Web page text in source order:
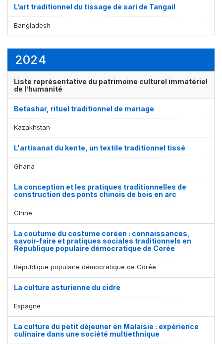
L’art traditionnel du tissage de sari de Tangail
Bangladesh
2024
Liste représentative du patrimoine culturel immatériel
de l’humanité
Betashar, rituel traditionnel de mariage
Kazakhstan
L'artisanat du kente, un textile traditionnel tissé
Ghana
La conception et les pratiques traditionnelles de
construction des ponts chinois de bois en arc
Chine
La coutume du costume coréen : connaissances,
savoir-faire et pratiques sociales traditionnels en
République populaire démocratique de Corée
République populaire démocratique de Corée
La culture asturienne du cidre
Espagne
La culture du petit déjeuner en Malaisie : expérience
culinaire dans une société multiethnique